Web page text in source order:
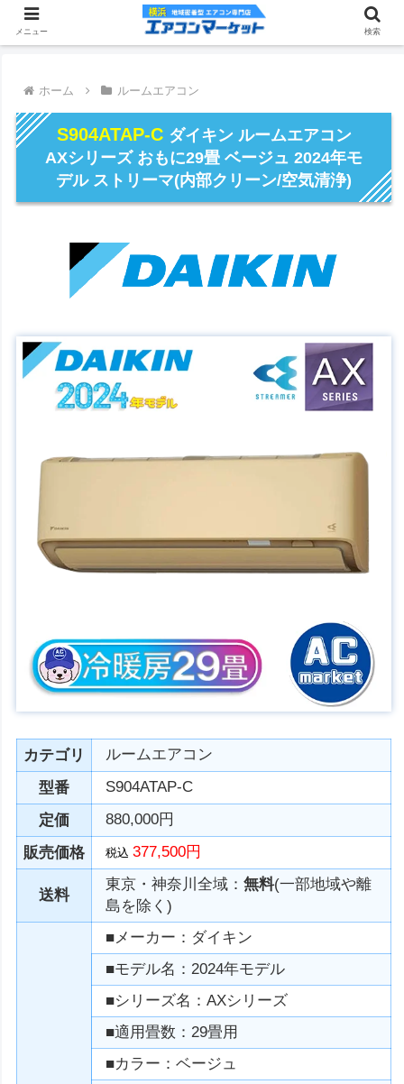
ホーム ルームエアコン
S904ATAP-C ダイキン ルームエアコン
AXシリーズ おもに29畳 ベージュ 2024年モ
デル ストリーマ(内部クリーン/空気清浄)
カテゴリ
ルームエアコン
型番
S904ATAP-C
定価
880,000円
販売価格
税込377,500円
送料
東京・神奈川全域：無料(一部地域や離
島を除く)
■メーカー：ダイキン
■モデル名：2024年モデル
■シリーズ名：AXシリーズ
■適用畳数：29畳用
■カラー：ベージュ
メニュー 検索